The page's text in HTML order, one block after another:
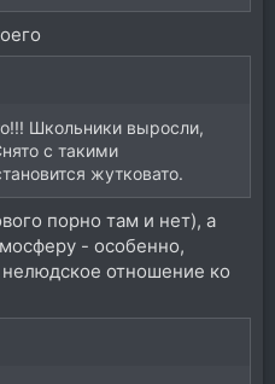
Школьники выросли,
с такими
жутковато.
порно там и нет), а
- особенно,
отношение ко